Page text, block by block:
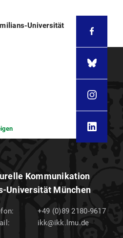
Universität
Kommunikation
Universität München
+49 (0)89 2180-9617
ikk@ikk.lmu.de